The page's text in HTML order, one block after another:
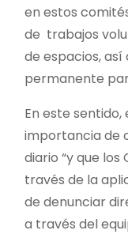
en estos
de trabajos
de espacios,
permanente
En este
importancia de
diario “y que los
través de la
de denunciar
a través del